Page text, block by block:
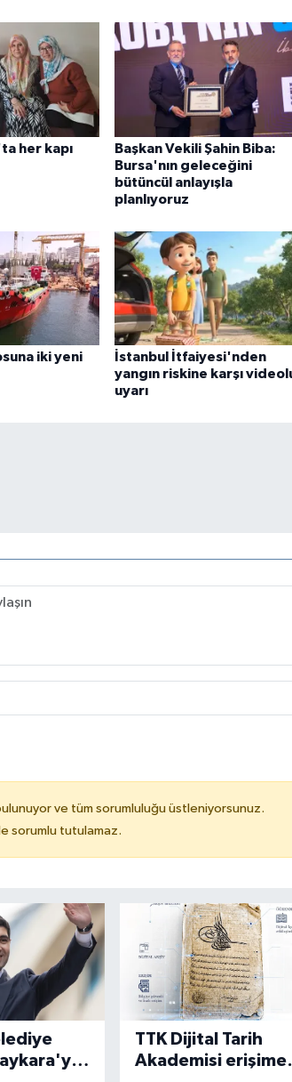
her kapı
Başkan Vekili Şahin Biba:
Bursa'nın geleceğini
bütüncül anlayışla
planlıyoruz
iki yeni
İstanbul İtfaiyesi'nden
yangın riskine karşı
uyarı
ve tüm sorumluluğu üstleniyorsunuz.
sorumlu tutulamaz.
TTK Dijital Tarih
Akademisi erişime